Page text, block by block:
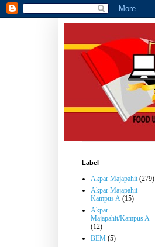
Label
Akpar Majapahit (279)
Akpar Majapahit
Kampus A (15)
Akpar
Majapahit/Kampus A
(12)
BEM (5)